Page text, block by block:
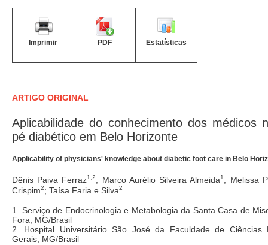
Imprimir PDF Estatísticas
ARTIGO ORIGINAL
Aplicabilidade do conhecimento dos médicos
pé diabético em Belo Horizonte
Applicability of physicians' knowledge about diabetic foot care in Belo
Dênis Paiva Ferraz1,2; Marco Aurélio Silveira Almeida1 ; Melissa
Crispim2; Taísa Faria e Silva2
1. Serviço de Endocrinologia e Metabologia da Santa Casa de
Fora; MG/Brasil
2. Hospital Universitário São José da Faculdade de Ciências
Gerais; MG/Brasil